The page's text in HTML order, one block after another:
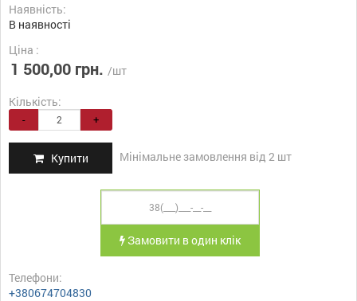
Наявність:
В наявності
Ціна :
1 500,00 грн. /шт
Кількість:
- +
Купити Мінімальне замовлення від 2 шт
Замовити в один клік
Телефони:
+380674704830